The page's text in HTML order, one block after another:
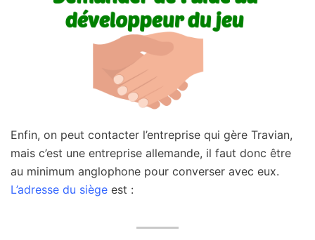
Enfin, on peut contacter l’entreprise qui gère Travian,
mais c’est une entreprise allemande, il faut donc être
au minimum anglophone pour converser avec eux.
L’adresse du siège est :